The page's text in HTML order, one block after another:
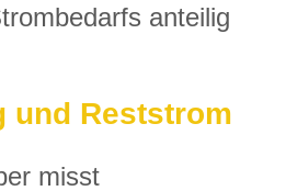
anteilig
und Reststrom
misst